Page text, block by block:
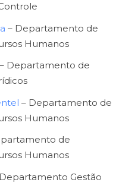
– Departamento de
Humanos
– Departamento de
– Departamento de
Humanos
de
Humanos
Gestão